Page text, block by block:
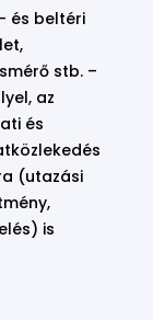
és beltéri
stb. –
az
és
(utazási
is